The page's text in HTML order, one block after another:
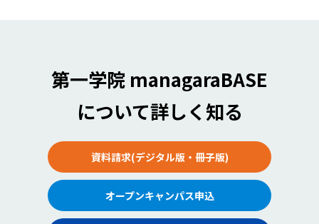
第一学院 managaraBASE
について詳しく知る
資料請求(デジタル版・冊子版)
オープンキャンパス申込